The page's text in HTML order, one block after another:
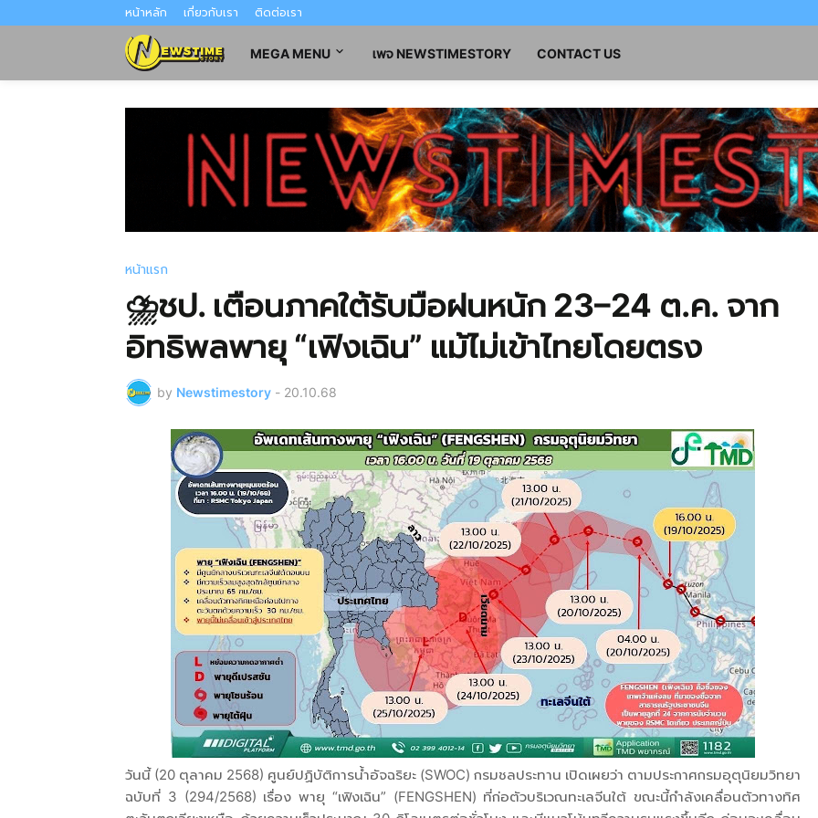
หน้าหลัก เกี่ยวกับเรา ติดต่อเรา
MEGA MENU เพจ NEWSTIMESTORY CONTACT US
หน้าแรก
⛈ชป. เตือนภาคใต้รับมือฝนหนัก 23–24 ต.ค. จาก
อิทธิพลพายุ “เฟิงเฉิน” แม้ไม่เข้าไทยโดยตรง
by Newstimestory - 20.10.68
วันนี้ (20 ตุลาคม 2568) ศูนย์ปฏิบัติการน้ำอัจฉริยะ (SWOC) กรมชลประทาน เปิดเผยว่า ตามประกาศกรมอุตุนิยมวิทยา
ฉบับที่ 3 (294/2568) เรื่อง พายุ “เฟิงเฉิน” (FENGSHEN) ที่ก่อตัวบริเวณทะเลจีนใต้ ขณะนี้กำลังเคลื่อนตัวทางทิศ